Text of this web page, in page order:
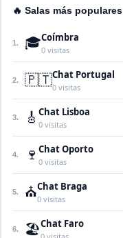
🔥 Salas más populares
1. 🎓Coímbra
0 visitas
2. 🇵🇹Chat Portugal
0 visitas
3. 🎸 Chat Lisboa
0 visitas
4. 🍷 Chat Oporto
0 visitas
5. ⛪Chat Braga
0 visitas
6. 🏖️Chat Faro
0 visitas